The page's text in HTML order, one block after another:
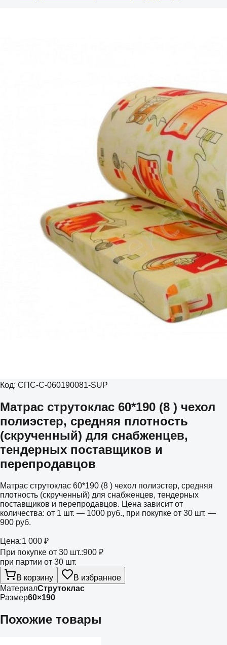
Код: СПС-С-060190081-SUP
Матрас струтоклас 60*190 (8 ) чехол
полиэстер, средняя плотность
(скрученный) для снабженцев,
тендерных поставщиков и
перепродавцов
Матрас струтоклас 60*190 (8 ) чехол полиэстер, средняя
плотность (скрученный) для снабженцев, тендерных
поставщиков и перепродавцов. Цена зависит от
количества: от 1 шт. — 1000 руб., при покупке от 30 шт. —
900 руб.
Цена:1 000 ₽
При покупке от 30 шт.:900 ₽
при партии от 30 шт.
В корзину
В избранное
МатериалСтрутоклас
Размер60×190
Похожие товары